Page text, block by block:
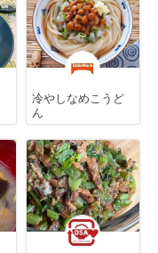
冷やしなめこうど
ん